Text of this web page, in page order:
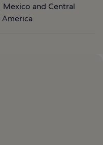
Mexico and Central